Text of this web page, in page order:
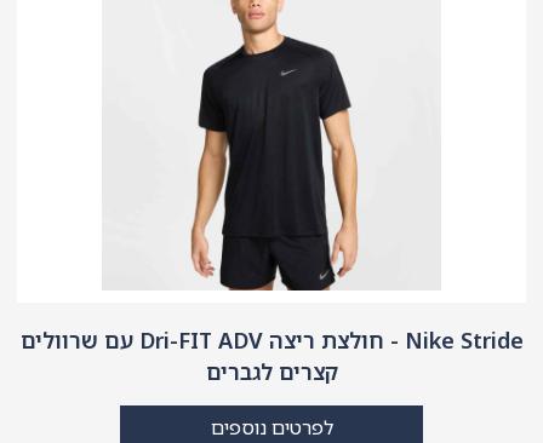
Nike Stride - חולצת ריצה Dri-FIT ADV עם שרוולים
קצרים לגברים
לפרטים נוספים